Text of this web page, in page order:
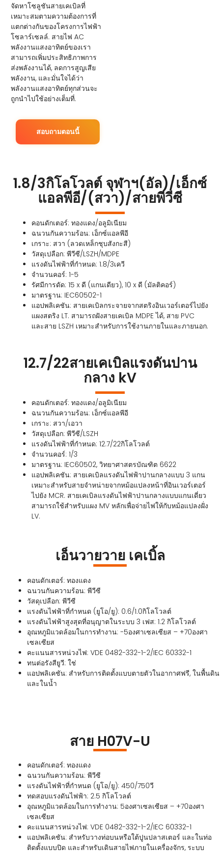
จัดหาโซลูชันสายเคเบิลที่
เหมาะสมตามความต้องการที่
แตกต่างกันของโครงการไฟฟ้า
โซลาร์เซลล์. สายไฟ AC
พลังงานแสงอาทิตย์ของเรา
สามารถเพิ่มประสิทธิภาพการ
ส่งพลังงานได้, ลดการสูญเสีย
พลังงาน, และมั่นใจได้ว่า
พลังงานแสงอาทิตย์ทุกส่วนจะ
ถูกนำไปใช้อย่างเต็มที่.
สอบถามตอนนี้
1.8/3กิโลโวลต์ จุฬาฯ(อัล)/เอ็กซ์
แอลพีอี/(สวา)/สายพีวีซี
คอนดักเตอร์: ทองแดง/อลูมิเนียม
ฉนวนกันความร้อน: เอ็กซ์แอลพีอี
เกราะ: สวา (ลวดเหล็กชุบสังกะสี)
วัสดุเปลือก: พีวีซี/LSZH/MDPE
แรงดันไฟฟ้าที่กำหนด: 1.8/3เควี
จำนวนคอร์: 1-5
รัศมีการดัด: 15 x ดี (แกนเดียว), 10 x ดี (มัลติคอร์)
มาตรฐาน: IEC60502-1
แอปพลิเคชัน: สายเคเบิลกระจายจากสตริงอินเวอร์เตอร์ไปยัง
แผงสตริง LT. สามารถฝังสายเคเบิล MDPE ได้, สาย PVC
และสาย LSZH เหมาะสำหรับการใช้งานภายในและภายนอก.
12.7/22สายเคเบิลแรงดันปาน
กลาง kV
คอนดักเตอร์: ทองแดง/อลูมิเนียม
ฉนวนกันความร้อน: เอ็กซ์แอลพีอี
เกราะ: สวา/เอวา
วัสดุเปลือก: พีวีซี/LSZH
แรงดันไฟฟ้าที่กำหนด: 12.7/22กิโลโวลต์
จำนวนคอร์: 1/3
มาตรฐาน: IEC60502, วิทยาศาสตรบัณฑิต 6622
แอปพลิเคชัน: สายเคเบิลแรงดันไฟฟ้าปานกลางแบบ 3 แกน
เหมาะสำหรับสายจำหน่ายจากหม้อแปลงหน้าที่อินเวอร์เตอร์
ไปยัง MCR. สายเคเบิลแรงดันไฟฟ้าปานกลางแบบแกนเดี่ยว
สามารถใช้สำหรับแผง MV หลักเพื่อจ่ายไฟให้กับหม้อแปลงฝั่ง
LV.
เอ็นวายวาย เคเบิ้ล
คอนดักเตอร์: ทองแดง
ฉนวนกันความร้อน: พีวีซี
วัสดุเปลือก: พีวีซี
แรงดันไฟฟ้าที่กำหนด (ยูโอ/ยู): 0.6/1.0กิโลโวลต์
แรงดันไฟฟ้าสูงสุดที่อนุญาตในระบบ 3 เฟส: 1.2 กิโลโวลต์
อุณหภูมิแวดล้อมในการทำงาน: -5องศาเซลเซียส – +70องศา
เซลเซียส
คะแนนสารหน่วงไฟ: VDE 0482-332-1-2/IEC 60332-1
ทนต่อรังสียูวี: ใช่
แอปพลิเคชัน: สำหรับการติดตั้งแบบตายตัวในอากาศฟรี, ในพื้นดิน
และในน้ำ
สาย H07V-U
คอนดักเตอร์: ทองแดง
ฉนวนกันความร้อน: พีวีซี
แรงดันไฟฟ้าที่กำหนด (ยูโอ/ยู): 450/750วี
ทดสอบแรงดันไฟฟ้า: 2.5 กิโลโวลต์
อุณหภูมิแวดล้อมในการทำงาน: 5องศาเซลเซียส – +70องศา
เซลเซียส
คะแนนสารหน่วงไฟ: VDE 0482-332-1-2/IEC 60332-1
แอปพลิเคชัน: สำหรับวางท่อบนหรือใต้ปูนปลาสเตอร์ และในท่อ
ติดตั้งแบบปิด และสำหรับเดินสายไฟภายในเครื่องจักร, ระบบ